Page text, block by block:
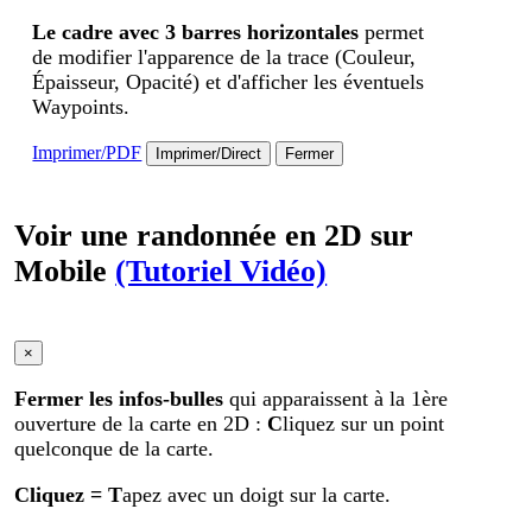
Le cadre avec 3 barres horizontales permet
de modifier l'apparence de la trace (Couleur,
Épaisseur, Opacité) et d'afficher les éventuels
Waypoints.
Imprimer/PDF Imprimer/Direct Fermer
Voir une randonnée en 2D sur
Mobile (Tutoriel Vidéo)
×
Fermer les infos-bullesqui apparaissent à la 1ère
ouverture de la carte en 2D :Cliquez sur un point
quelconque de la carte.
Cliquez= Tapez avec un doigt sur la carte.